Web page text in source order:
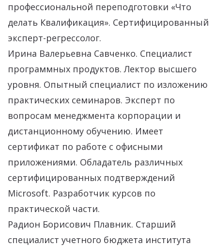
профессиональной переподготовки «Что
делать Квалификация». Сертифицированный
эксперт-регрессолог.
Ирина Валерьевна Савченко. Специалист
программных продуктов. Лектор высшего
уровня. Опытный специалист по изложению
практических семинаров. Эксперт по
вопросам менеджмента корпорации и
дистанционному обучению. Имеет
сертификат по работе с офисными
приложениями. Обладатель различных
сертифицированных подтверждений
Microsoft. Разработчик курсов по
практической части.
Радион Борисович Плавник. Старший
специалист учетного бюджета института